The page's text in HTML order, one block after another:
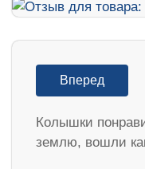
Вперед
Колышки
землю, вошли